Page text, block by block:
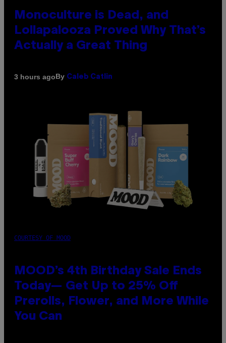
Monoculture is Dead, and
Lollapalooza Proved Why That’s
Actually a Great Thing
3 hours agoBy Caleb Catlin
COURTESY OF MOOD
MOOD’s 4th Birthday Sale Ends
Today— Get Up to 25% Off
Prerolls, Flower, and More While
You Can